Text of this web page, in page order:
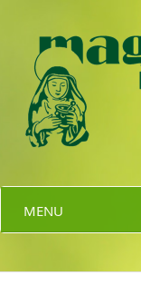
MENU